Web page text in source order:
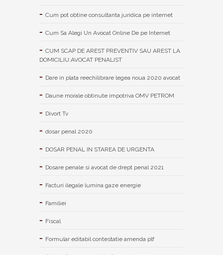
Cum pot obtine consultanta juridica pe internet
Cum Sa Alegi Un Avocat Online De pe Internet
CUM SCAP DE AREST PREVENTIV SAU AREST LA
DOMICILIU:AVOCAT PENALIST
Dare in plata reechilibrare legea noua 2020 avocat
Daune morale obtinute impotriva OMV PETROM
Divort Tv
dosar penal 2020
DOSAR PENAL IN STAREA DE URGENTA
Dosare penale si avocat de drept penal 2021
Facturi ilegale lumina gaze energie
Familiei
Fiscal
Formular editabil contestatie amenda plf